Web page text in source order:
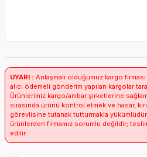
UYARI : Anlaşmalı olduğumuz kargo
alıcı ödemeli gönderim yapılan kargolar
Ürünlerimiz kargo/ambar şirketlerine
sırasında ürünü kontrol etmek ve hasar,
görevlisine tutanak tutturmakla
ürünlerden firmamız sorumlu değildir;
edilir.